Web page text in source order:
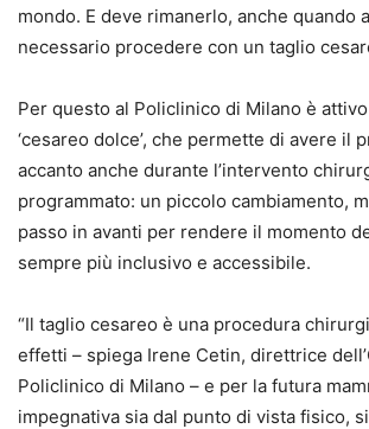
mondo. E deve rimanerlo, anche quando
necessario procedere con un taglio
Per questo al Policlinico di Milano è
‘cesareo dolce’, che permette di avere il
accanto anche durante l’intervento
programmato: un piccolo cambiamento,
passo in avanti per rendere il momento
sempre più inclusivo e accessibile.
“Il taglio cesareo è una procedura
effetti – spiega Irene Cetin, direttrice
Policlinico di Milano – e per la futura
impegnativa sia dal punto di vista fisico,